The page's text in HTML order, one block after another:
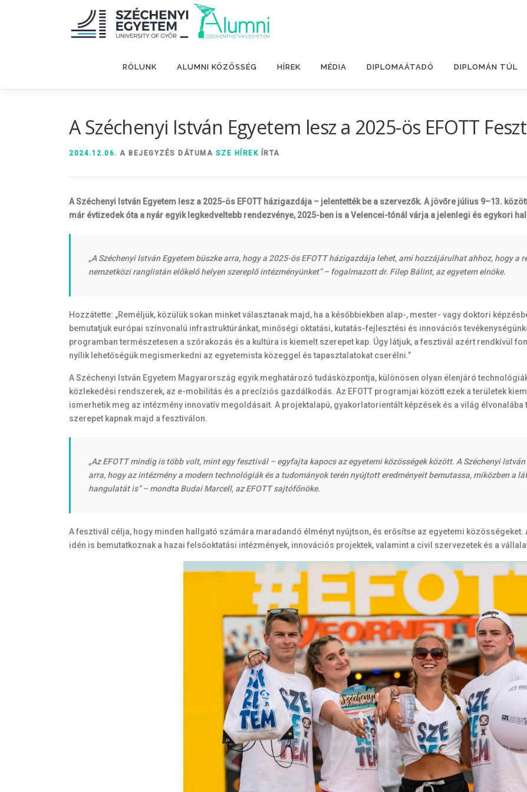
RÓLUNK ALUMNI KÖZÖSSÉG HÍREK MÉDIA DIPLOMAÁTADÓ DIPLOMÁN TÚL
A Széchenyi István Egyetem lesz a 2025-ös EFOTT
2024.12.06. A BEJEGYZÉS DÁTUMA SZE HÍREK ÍRTA
A Széchenyi István Egyetem lesz a 2025-ös EFOTT házigazdája – jelentették be a szervezők. A jövőre július 9–13.
már évtizedek óta a nyár egyik legkedveltebb rendezvénye, 2025-ben is a Velencei-tónál várja a jelenlegi és egykori
„A Széchenyi István Egyetem büszke arra, hogy a 2025-ös EFOTT házigazdája lehet, ami hozzájárulhat ahhoz, hogy a
nemzetközi ranglistán előkelő helyen szereplő intézményünket” – fogalmazott dr. Filep Bálint, az egyetem elnöke.
Hozzátette: „Reméljük, közülük sokan minket választanak majd, ha a későbbiekben alap-, mester- vagy doktori
bemutatjuk európai színvonalú infrastruktúránkat, minőségi oktatási, kutatás-fejlesztési és innovációs
programban természetesen a szórakozás és a kultúra is kiemelt szerepet kap. Úgy látjuk, a fesztivál azért rendkívül
nyílik lehetőségük megismerkedni az egyetemista közeggel és tapasztalatokat cserélni.”
A Széchenyi István Egyetem Magyarország egyik meghatározó tudásközpontja, különösen olyan élenjáró
közlekedési rendszerek, az e-mobilitás és a precíziós gazdálkodás. Az EFOTT programjai között ezek a területek
ismerhetik meg az intézmény innovatív megoldásait. A projektalapú, gyakorlatorientált képzések és a világ
szerepet kapnak majd a fesztiválon.
„Az EFOTT mindig is több volt, mint egy fesztivál – egyfajta kapocs az egyetemi közösségek között. A Széchenyi
arra, hogy az intézmény a modern technológiák és a tudományok terén nyújtott eredményeit bemutassa, miközben a
hangulatát is” – mondta Budai Marcell, az EFOTT sajtófőnöke.
A fesztivál célja, hogy minden hallgató számára maradandó élményt nyújtson, és erősítse az egyetemi közösségeket.
idén is bemutatkoznak a hazai felsőoktatási intézmények, innovációs projektek, valamint a civil szervezetek és a